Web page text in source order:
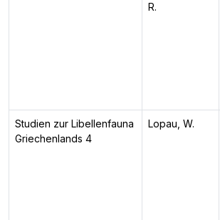
R.
Studien zur Libellenfauna
Griechenlands 4
Lopau, W.